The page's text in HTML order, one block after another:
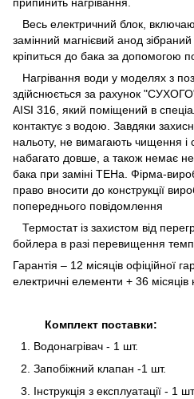
Весь електричний блок,
замінний магнієвий анод
кріпиться до бака за допомогою
Нагрівання води у моделях з
здійснюється за рахунок
AISI 316, який поміщений в
контактує з водою. Завдяки
нальоту, не вимагають чищення і
набагато довше, а також немає
бака при заміні ТЕНа. Фірма-
право вносити до конструкції
попереднього повідомлення
Термостат із захистом від
бойлера в разі перевищення
Гарантія – 12 місяців офіційної
електричні елементи + 36 місяців
Комплект поставки:
Водонагрівач - 1 шт.
Запобіжний клапан -1 шт.
Інструкція з експлуатації - 1